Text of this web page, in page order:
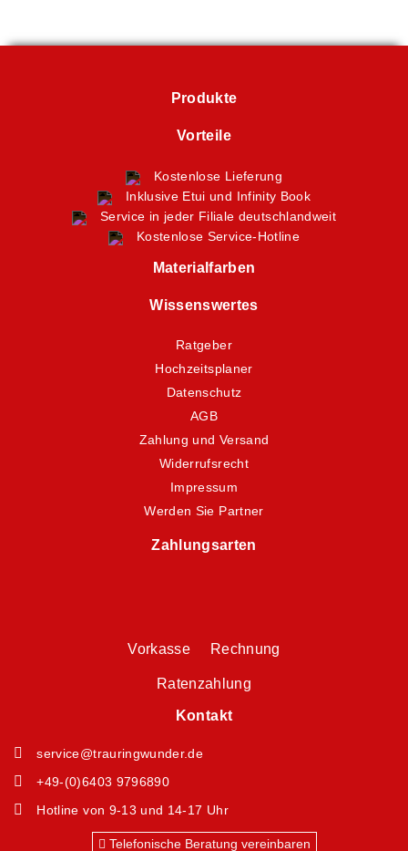
Produkte
Vorteile
Kostenlose Lieferung
Inklusive Etui und Infinity Book
Service in jeder Filiale deutschlandweit
Kostenlose Service-Hotline
Materialfarben
Wissenswertes
Ratgeber
Hochzeitsplaner
Datenschutz
AGB
Zahlung und Versand
Widerrufsrecht
Impressum
Werden Sie Partner
Zahlungsarten
Vorkasse Rechnung
Ratenzahlung
Kontakt
service@trauringwunder.de
+49-(0)6403 9796890
Hotline von 9-13 und 14-17 Uhr
Telefonische Beratung vereinbaren